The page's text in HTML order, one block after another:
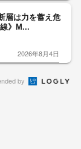
層は力を蓄え危
》M...
2026年8月4日
by